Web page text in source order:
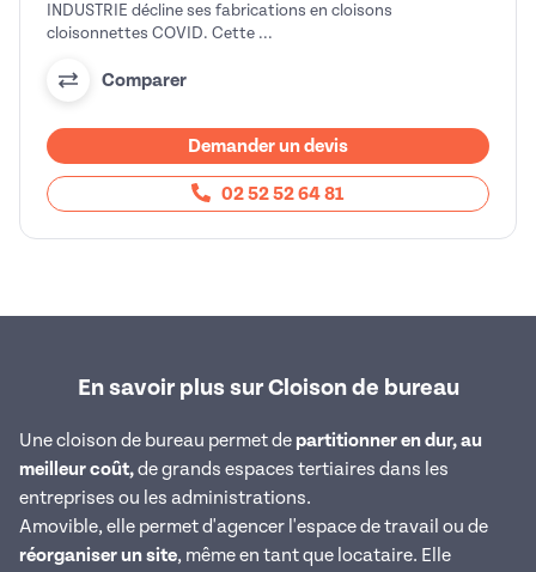
INDUSTRIE décline ses fabrications en cloisons
cloisonnettes COVID. Cette ...
Comparer
Demander un devis
02 52 52 64 81
En savoir plus sur Cloison de bureau
Une cloison de bureau permet de partitionner en dur, au
meilleur coût,de grands espaces tertiaires dans les
entreprises ou les administrations.
Amovible, elle permet d'agencer l'espace de travail ou de
réorganiser un site, même en tant que locataire. Elle